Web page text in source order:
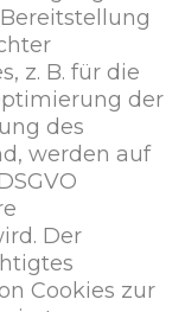
z. B. für die
der
des
werden auf
Der
Cookies zur